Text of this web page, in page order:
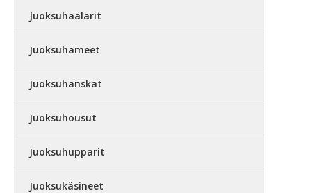
Juoksuhaalarit
Juoksuhameet
Juoksuhanskat
Juoksuhousut
Juoksuhupparit
Juoksukäsineet